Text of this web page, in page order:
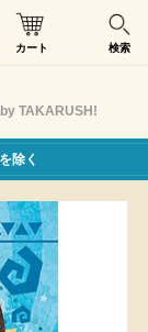
カート 検索
TAKARUSH!
除く